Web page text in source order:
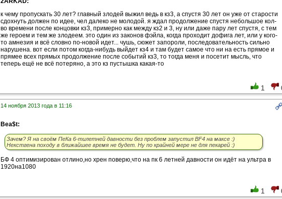
к чему пропускать 30 лет? главный злодей выжил ведь в кз3, а спустя 30 лет он уже от старости
сдохнуть должен по идее, чел далеко не молодой. я ждал продолжение спустя небольшое кол-
во времени после концовки кз3, примерно как между кз2 и 3, ну или даже пару лет спустя, с тем
же героем и тем же злодеем. это один из законов фэйла, когда проходит дофига лет, или у кого-
то амнезия и всё словно по-новой идет... чушь, сюжет запороли, последовательность сильно
нарушена. вот если потом когда-нибудь выйдет кз4 и там будет самое что ни на есть прямое и
прямее всех прямых продолжение после событий кз3, то тогда меня и посетит мысль, что
теперь ещё не всё потеряно, а это кз пустышка какая-то
1
14 ноября 2013 года в 11:16
Bea$t:
Зачем? Я на своём ПеКа 6-тилетней давности без проблем запустил BF4 на максе :)
Некстгена походу в ближайшее время не будет. Ну по крайней мере не для пекарей :)
БФ 4 оптимизирован отлино,но хрен поверю,что на пк 6 летней давности он идёт на ультра в
1920на1080
1